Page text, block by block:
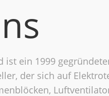
ist ein 1999
der sich auf